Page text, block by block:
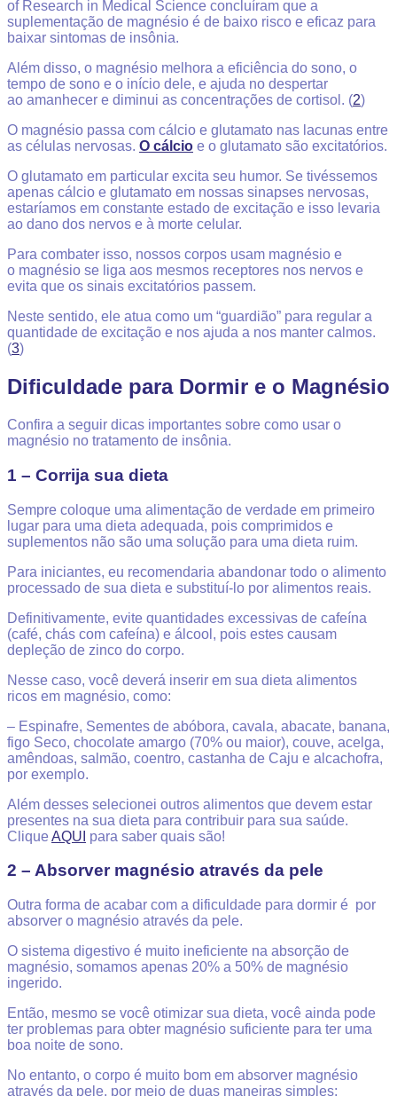
of Research in Medical Science concluíram que a
suplementação de magnésio é de baixo risco e eficaz para
baixar sintomas de insônia.
Além disso, o magnésio melhora a eficiência do sono, o
tempo de sono e o início dele, e ajuda no despertar
ao amanhecer e diminui as concentrações de cortisol. (2)
O magnésio passa com cálcio e glutamato nas lacunas entre
as células nervosas. O cálcio e o glutamato são excitatórios.
O glutamato em particular excita seu humor. Se tivéssemos
apenas cálcio e glutamato em nossas sinapses nervosas,
estaríamos em constante estado de excitação e isso levaria
ao dano dos nervos e à morte celular.
Para combater isso, nossos corpos usam magnésio e
o magnésio se liga aos mesmos receptores nos nervos e
evita que os sinais excitatórios passem.
Neste sentido, ele atua como um “guardião” para regular a
quantidade de excitação e nos ajuda a nos manter calmos.
(3)
Dificuldade para Dormir e o Magnésio
Confira a seguir dicas importantes sobre como usar o
magnésio no tratamento de insônia.
1 – Corrija sua dieta
Sempre coloque uma alimentação de verdade em primeiro
lugar para uma dieta adequada, pois comprimidos e
suplementos não são uma solução para uma dieta ruim.
Para iniciantes, eu recomendaria abandonar todo o alimento
processado de sua dieta e substituí-lo por alimentos reais.
Definitivamente, evite quantidades excessivas de cafeína
(café, chás com cafeína) e álcool, pois estes causam
depleção de zinco do corpo.
Nesse caso, você deverá inserir em sua dieta alimentos
ricos em magnésio, como:
– Espinafre, Sementes de abóbora, cavala, abacate, banana,
figo Seco, chocolate amargo (70% ou maior), couve, acelga,
amêndoas, salmão, coentro, castanha de Caju e a lcachofra,
por exemplo.
Além desses selecionei outros alimentos que devem estar
presentes na sua dieta para contribuir para sua saúde.
CliqueAQUI para saber quais são!
2 – Absorver magnésio através da pele
Outra forma de acabar com a dificuldade para dormir é por
absorver o magnésio através da pele.
O sistema digestivo é muito ineficiente na absorção de
magnésio, somamos apenas 20% a 50% de magnésio
ingerido.
Então, mesmo se você otimizar sua dieta, você ainda pode
ter problemas para obter magnésio suficiente para ter uma
boa noite de sono.
No entanto, o corpo é muito bom em absorver magnésio
através da pele, por meio de duas maneiras simples: